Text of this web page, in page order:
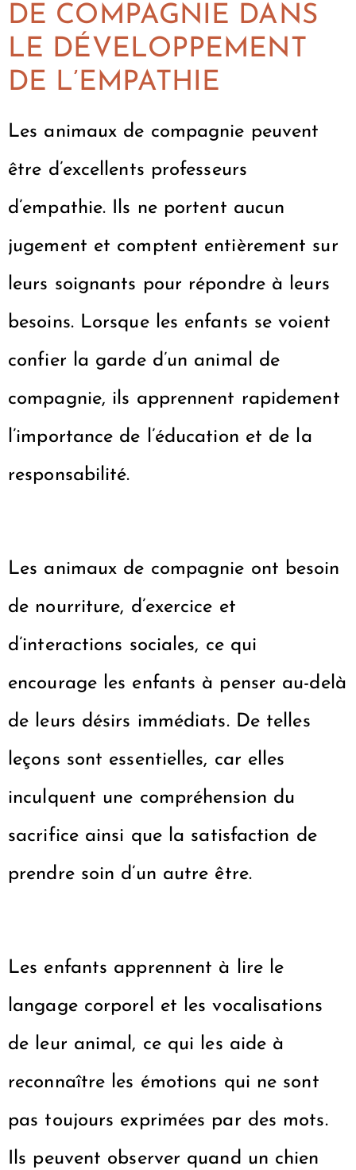
DE COMPAGNIE DANS
LE DÉVELOPPEMENT
DE L’EMPATHIE
Les animaux de compagnie peuvent
être d’excellents professeurs
d’empathie. Ils ne portent aucun
jugement et comptent entièrement sur
leurs soignants pour répondre à leurs
besoins. Lorsque les enfants se voient
confier la garde d’un animal de
compagnie, ils apprennent rapidement
l’importance de l’éducation et de la
responsabilité.
Les animaux de compagnie ont besoin
de nourriture, d’exercice et
d’interactions sociales, ce qui
encourage les enfants à penser au-delà
de leurs désirs immédiats. De telles
leçons sont essentielles, car elles
inculquent une compréhension du
sacrifice ainsi que la satisfaction de
prendre soin d’un autre être.
Les enfants apprennent à lire le
langage corporel et les vocalisations
de leur animal, ce qui les aide à
reconnaître les émotions qui ne sont
pas toujours exprimées par des mots.
Ils peuvent observer quand un chien